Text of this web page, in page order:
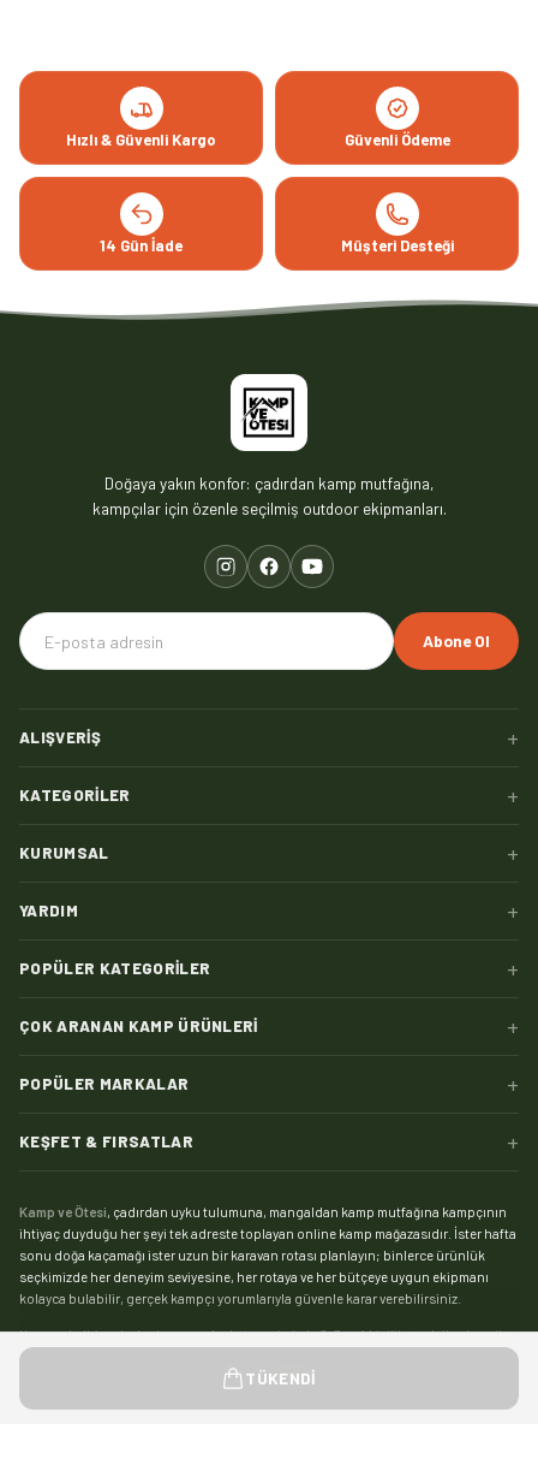
TÜKENDI
Hızlı & Güvenli Kargo Güvenli Ödeme
14 Gün İade Müşteri Desteği
Doğaya yakın konfor: çadırdan kamp mutfağına,
kampçılar için özenle seçilmiş outdoor ekipmanları.
Abone Ol
ALIŞVERIŞ +
KATEGORILER +
KURUMSAL +
YARDIM +
POPÜLER KATEGORILER +
ÇOK ARANAN KAMP ÜRÜNLERI +
POPÜLER MARKALAR +
KEŞFET & FIRSATLAR +
Kamp ve Ötesi, çadırdan uyku tulumuna, mangaldan kamp mutfağına kampçının
ihtiyaç duyduğu her şeyi tek adreste toplayan online kamp mağazasıdır. İster hafta
sonu doğa kaçamağı ister uzun bir karavan rotası planlayın; binlerce ürünlük
seçkimizde her deneyim seviyesine, her rotaya ve her bütçeye uygun ekipmanı
kolayca bulabilir, gerçek kampçı yorumlarıyla güvenle karar verebilirsiniz.
Kampın kalbi çadırdır:kamp çadırıkategorimizde 2, 3 ve 4 kişilik modellerden aile
boyu geniş yaşam alanlı çadırlara, saniyeler içinde kurulan otomatik çadırlardan
pratik şişme çadırlara kadar geniş bir yelpaze sizi bekliyor. Zorlu hava koşullarında
kamp yapanlar için su sütununa ve mevsim dayanımına göre seçebileceğiniz
Devamını gör